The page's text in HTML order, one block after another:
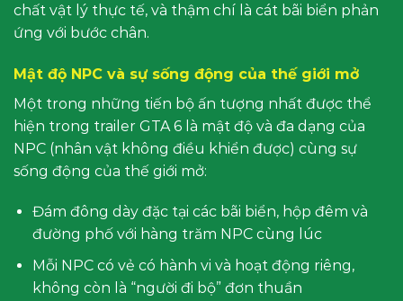
chất vật lý thực tế, và thậm chí là cát bãi biển phản
ứng với bước chân.
Mật độ NPC và sự sống động của thế giới mở
Một trong những tiến bộ ấn tượng nhất được thể
hiện trong trailer GTA 6 là mật độ và đa dạng của
NPC (nhân vật không điều khiển được) cùng sự
sống động của thế giới mở:
Đám đông dày đặc tại các bãi biển, hộp đêm và
đường phố với hàng trăm NPC cùng lúc
Mỗi NPC có vẻ có hành vi và hoạt động riêng,
không còn là “người đi bộ” đơn thuần